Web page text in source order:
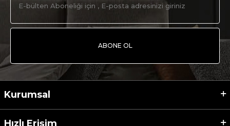
ABONE OL
Kurumsal
Hızlı Erişim